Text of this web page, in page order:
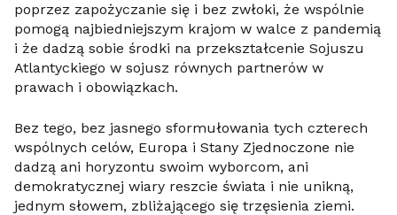
poprzez zapożyczanie się i bez zwłoki, że wspólnie
pomogą najbiedniejszym krajom w walce z pandemią
i że dadzą sobie środki na przekształcenie Sojuszu
Atlantyckiego w sojusz równych partnerów w
prawach i obowiązkach.
Bez tego, bez jasnego sformułowania tych czterech
wspólnych celów, Europa i Stany Zjednoczone nie
dadzą ani horyzontu swoim wyborcom, ani
demokratycznej wiary reszcie świata i nie unikną,
jednym słowem, zbliżającego się trzęsienia ziemi.